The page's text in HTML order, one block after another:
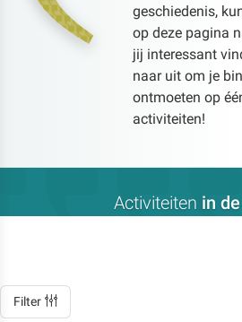
geschiedenis,
op deze pagina
jij interessant
naar uit om je
ontmoeten op
activiteiten!
Activiteiten in
Filter
Zoeken